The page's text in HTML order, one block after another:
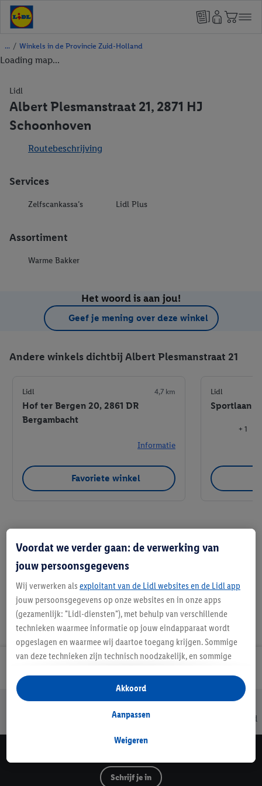
/ Winkels in de Provincie Zuid-Holland
Loading map...
Lidl
Albert Plesmanstraat 21, 2871 HJ
Schoonhoven
Routebeschrijving
Services
Zelfscankassa’s Lidl Plus
Assortiment
Warme Bakker
Het woord is aan jou!
Geef je mening over deze winkel
Andere winkels dichtbij Albert Plesmanstraat 21
Lidl 4,7 km
Hof ter Bergen 20, 2861 DR
Bergambacht
Informatie
Favoriete winkel
Lidl
Sportlaan
+ 1
Favoriete winkel
Jouw voordelen bij ons als Lidl webshop klant
Veilig winkelen 30 dagen bedenktijd
Schrijf je in
Voordat we verder gaan: de verwerking van
jouw persoonsgegevens
Wij verwerken als exploitant van de Lidl websites en de Lidl app
jouw persoonsgegevens op onze websites en in onze apps
(gezamenlijk: "Lidl-diensten"), met behulp van verschillende
technieken waarmee informatie op jouw eindapparaat wordt
opgeslagen en waarmee wij daartoe toegang krijgen. Sommige
van deze technieken zijn technisch noodzakelijk, en sommige
opslaan van voorkeursinstellingen, het verzamelen en
analyseren van statistieken of voor het tonen van
gepersonaliseerde reclame binnen en buiten de Lidl-diensten.
gegevens over jouw aankoopgedrag in de winkel ook voor de
Als je hier toestemming geeft aan ons voor het personaliseren
van reclame en als je vervolgens een Lidl Plus-account
Weigeren
Aanpassen
Akkoord